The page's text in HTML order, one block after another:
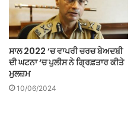
ਸਾਲ 2022 ‘ਚ ਵਾਪਰੀ ਚਰਚ ਬੇਅਦਬੀ
ਦੀ ਘਟਨਾ ‘ਚ ਪੁਲੀਸ ਨੇ ਗ੍ਰਿਫ਼ਤਾਰ ਕੀਤੇ
ਮੁਲਜ਼ਮ
10/06/2024